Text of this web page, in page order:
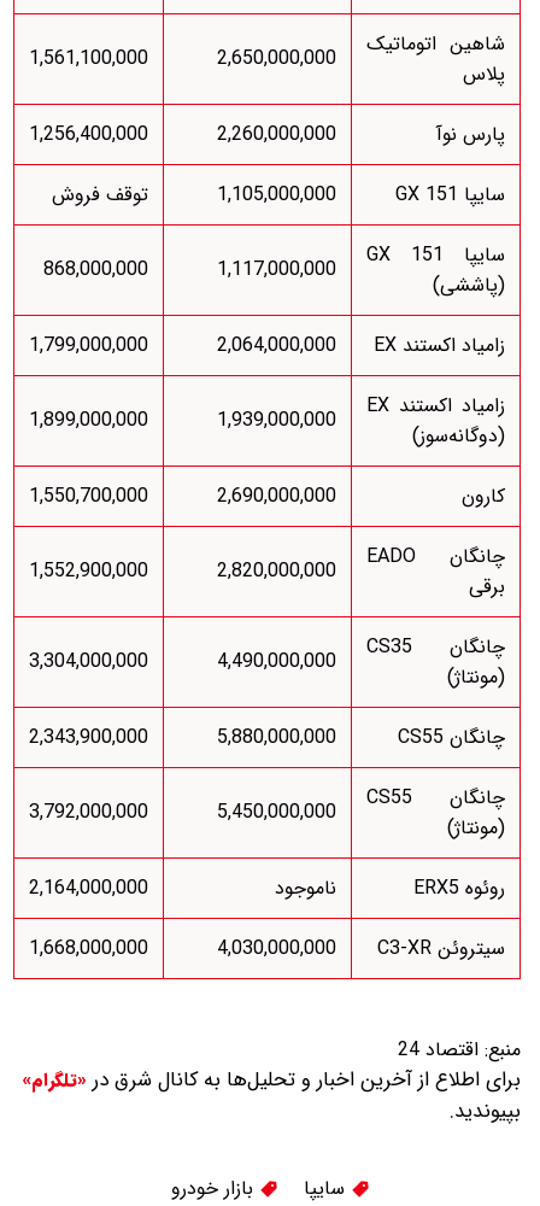
شاهین اتوماتیک
پلاس
2,650,000,000
1,561,100,000
پارس نوآ 2,260,000,000
1,256,400,000
سایپا 151 GX
1,105,000,000
توقف فروش
سایپا 151 GX
(پاششی)
1,117,000,000
868,000,000
زامیاد اکستند EX 2,064,000,000
1,799,000,000
زامیاد اکستند EX
(دوگانه‌سوز)
1,939,000,000
1,899,000,000
کارون 2,690,000,000
1,550,700,000
چانگان EADO
برقی
2,820,000,000
1,552,900,000
چانگان CS35
(مونتاژ)
4,490,000,000
3,304,000,000
چانگان CS55 5,880,000,000
2,343,900,000
چانگان CS55
(مونتاژ)
5,450,000,000
3,792,000,000
روئوه ERX5 ناموجود
2,164,000,000
سیتروئن C3-XR
4,030,000,000
1,668,000,000
منبع: اقتصاد 24
برای اطلاع از آخرین اخبار و تحلیل‌ها به کانال شرق در «تلگرام»
بپیوندید.
سایپا بازار خودرو